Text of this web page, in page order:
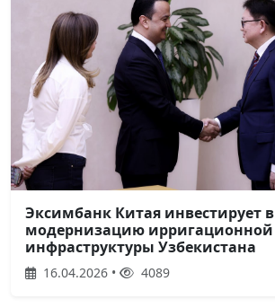
Эксимбанк Китая инвестирует в
модернизацию ирригационной
инфраструктуры Узбекистана
16.04.2026 • 4089